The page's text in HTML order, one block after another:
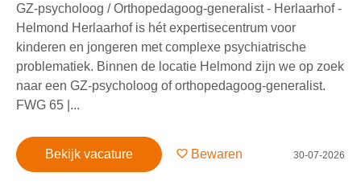
GZ-psycholoog / Orthopedagoog-generalist - Herlaarhof -
Helmond Herlaarhof is hét expertisecentrum voor
kinderen en jongeren met complexe psychiatrische
problematiek. Binnen de locatie Helmond zijn we op zoek
naar een GZ-psycholoog of orthopedagoog-generalist.
FWG 65 |...
Bekijk vacature Bewaren 30-07-2026